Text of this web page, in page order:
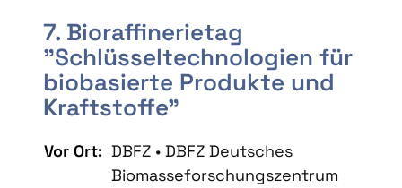
7. Bioraffinerietag
"Schlüsseltechnologien für
biobasierte Produkte und
Kraftstoffe"
Vor Ort: DBFZ • DBFZ Deutsches
Biomasseforschungszentrum